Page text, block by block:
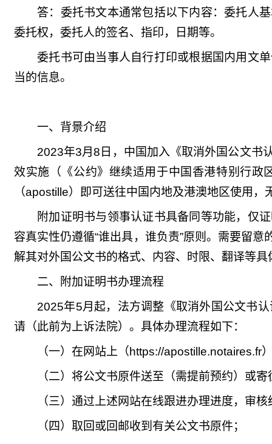
答：委托书文本通常包括以下内容：委托人
委托权，委托人的签名、指印，日期等。
委托书可由当事人自行打印或根据国内用文
当的信息。
一、背景介绍
2023年3月8日，中国加入《取消外国公文书
效实施（《公约》继续适用于中国香港特别行政
（apostille）即可送往中国内地及港澳地区使用
附加证明书与领事认证书具备同等功能，仅
容真实性仍遵循“谁出具，谁负责”原则。需要留
解其对外国公文书的格式、内容、时限、翻译等
二、附加证明书办理流程
2025年5月起，法方调整《取消外国公文书
请（此前为上诉法院）。具体办理流程如下：
（一）在网站上（https://apostille.notaires.fr
（二）将公文书原件送至（需提前预约）或
（三）通过上述网站在线跟进办理进度，审
（四）取回或回邮收到有关公文书原件；